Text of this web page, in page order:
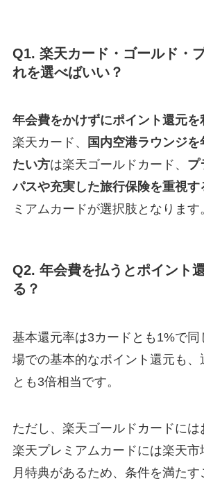
Q1. 楽天カード・ゴールド・
れを選べばいい？
年会費をかけずにポイント還元を
楽天カード、
国内空港ラウンジ
たい方は楽天ゴールドカード、 プ
パスや充実した旅行保険を重視す
ミアムカードが選択肢となります
Q2. 年会費を払うとポイント
る？
基本還元率は3カードとも1%で
場での基本的なポイント還元も、
とも3倍相当です。
ただし、楽天ゴールドカードには
楽天プレミアムカードには楽天市
月特典があるため、条件を満たす